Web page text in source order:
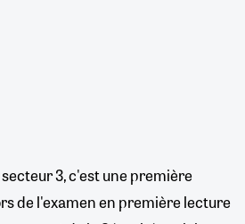
3, c'est une première
de l'examen en première lecture